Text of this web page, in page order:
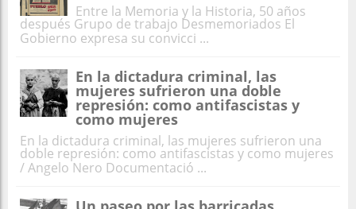
Entre la Memoria y la Historia, 50 años
después Grupo de trabajo Desmemoriados El
Gobierno expresa su convicci ...
En la dictadura criminal, las
mujeres sufrieron una doble
represión: como antifascistas y
como mujeres
En la dictadura criminal, las mujeres sufrieron una
doble represión: como antifascistas y como mujeres
/ Angelo Nero Documentació ...